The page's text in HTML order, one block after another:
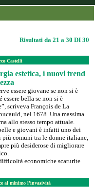
Risultati da 21 a 30 DI 30
Castelli
estetica, i nuovi trend
essere giovane se non si è
essere bella se non si è
scriveva François de La
nel 1678. Una massima
allo stesso tempo attuale.
e giovani è infatti uno dei
più comuni tra le donne italiane,
più desiderose di migliorare
economiche scaturite
al minimo l'invasività